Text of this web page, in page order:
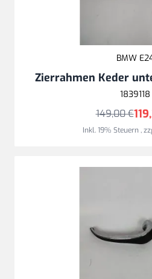
BMW
Zierrahmen Keder
1839118
149,00 €
Inkl. 19% Steuern,